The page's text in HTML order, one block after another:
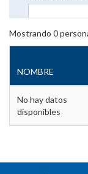
Mostrando 0
NOMBRE
No hay datos
disponibles